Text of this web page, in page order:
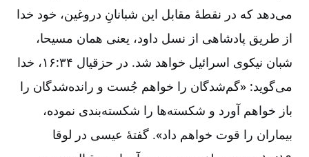
می‌دهد که در نقطۀ مقابل این شبانانِ دروغین، خود خدا
از طریق پادشاهی از نسل داود، یعنی همان مسیحا،
شبان نیکوی اسرائیل خواهد شد. در حزقیال ۳۴:‏۱۶، خدا
می‌گوید: «گم‌شدگان را خواهم جُست و رانده‌شدگان را
باز خواهم آورد و شکسته‌ها را شکسته‌بندی نموده،
بیماران را قوت خواهم داد». گفتۀ عیسی در لوقا